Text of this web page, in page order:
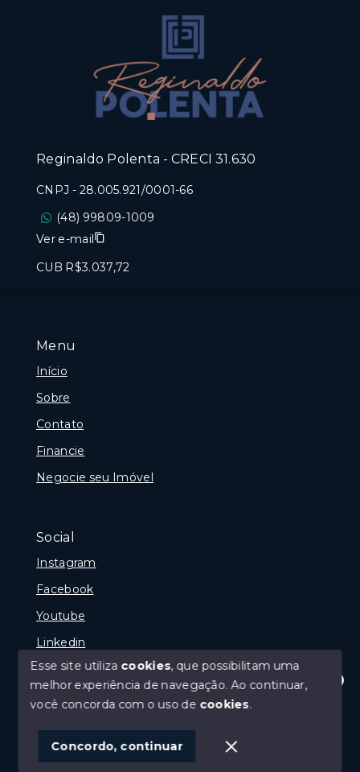
Olá! Estamos disponíveis para te ajudar.
Menu
Início
Sobre
Contato
Financie
Negocie seu Imóvel
Social
Instagram
Facebook
Youtube
Linkedin
© Copyright 2026 - Reginaldo Polenta - CRECI 31.630
SITE PARA IMOBILIARIA
Reginaldo Polenta - CRECI 31.630
CNPJ - 28.005.921/0001-66
(48) 99809-1009
Ver e-mail
CUB R$3.037,72
Esse site utiliza cookies, que possibilitam uma
melhor experiência de navegação.Ao continuar,
você concorda com o uso de cookies.
Concordo, continuar